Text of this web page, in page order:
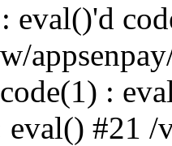
eval()'d
:
eval() #21